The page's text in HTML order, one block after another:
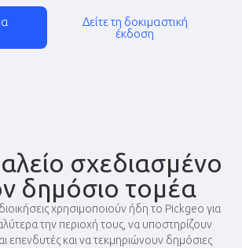
Δείτε τη δοκιμαστική
έκδοση
σχεδιασμένο
δημόσιο τομέα
χρησιμοποιούν ήδη το Pickgeo για
την περιοχή τους, να υποστηρίζουν
επενδυτές και να τεκμηριώνουν δημόσιες